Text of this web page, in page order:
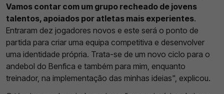
Vamos contar com um grupo recheado de jovens
talentos, apoiados por atletas mais experientes.
Entraram dez jogadores novos e este será o ponto de
partida para criar uma equipa competitiva e desenvolver
uma identidade própria. Trata-se de um novo ciclo para o
andebol do Benfica e também para mim, enquanto
treinador, na implementação das minhas ideias", explicou.